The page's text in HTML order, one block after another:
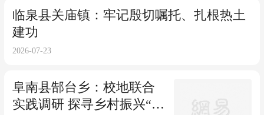
临泉县关庙镇：牢记殷切嘱托、扎根热土
建功
2026-07-23
阜南县郜台乡：校地联合
实践调研 探寻乡村振兴“洼